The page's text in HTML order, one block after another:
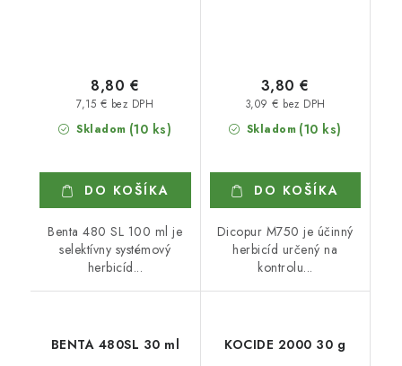
Skladom (10 ks)
7,15 € bez DPH
8,80 €
DO KOŠÍKA
Benta 480 SL 100 ml je
selektívny systémový
herbicíd...
Skladom (10 ks)
3,09 € bez DPH
3,80 €
DO KOŠÍKA
Dicopur M750 je účinný
herbicíd určený na
kontrolu...
BENTA 480SL 30 ml KOCIDE 2000 30 g